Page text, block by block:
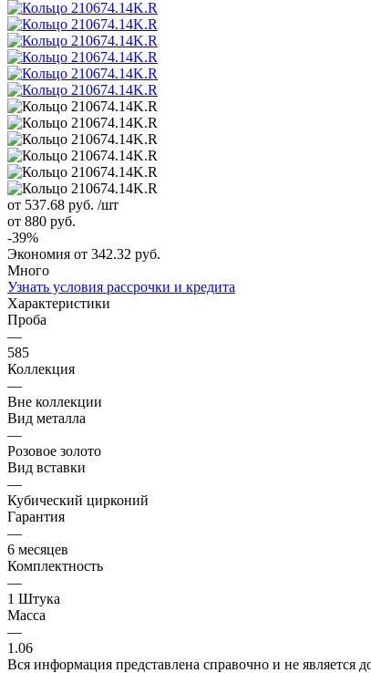
от 537.68 руб. /шт
от 880 руб.
-39%
Экономия от 342.32 руб.
Много
Узнать условия рассрочки и кредита
Характеристики
Проба
—
585
Коллекция
—
Вне коллекции
Вид металла
—
Розовое золото
Вид вставки
—
Кубический цирконий
Гарантия
—
6 месяцев
Комплектность
—
1 Штука
Масса
—
1.06
Вся информация представлена справочно и не